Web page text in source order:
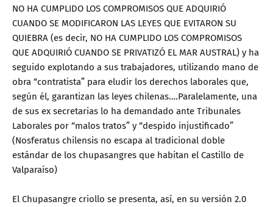
NO HA CUMPLIDO LOS COMPROMISOS QUE ADQUIRIÓ
CUANDO SE MODIFICARON LAS LEYES QUE EVITARON SU
QUIEBRA (es decir, NO HA CUMPLIDO LOS COMPROMISOS
QUE ADQUIRIÓ CUANDO SE PRIVATIZÓ EL MAR AUSTRAL) y ha
seguido explotando a sus trabajadores, utilizando mano de
obra “contratista” para eludir los derechos laborales que,
según él, garantizan las leyes chilenas….Paralelamente, una
de sus ex secretarias lo ha demandado ante Tribunales
Laborales por “malos tratos” y “despido injustificado”
(Nosferatus chilensis no escapa al tradicional doble
estándar de los chupasangres que habitan el Castillo de
Valparaíso)
El Chupasangre criollo se presenta, así, en su versión 2.0